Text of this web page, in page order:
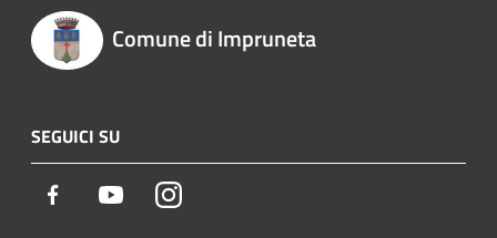
Comune di Impruneta
SEGUICI SU
Facebook YoutubeInstagram